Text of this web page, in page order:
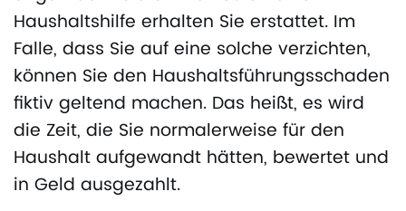
Haushaltshilfe erhalten Sie erstattet. Im
Falle, dass Sie auf eine solche verzichten,
können Sie den Haushaltsführungsschaden
fiktiv geltend machen. Das heißt, es wird
die Zeit, die Sie normalerweise für den
Haushalt aufgewandt hätten, bewertet und
in Geld ausgezahlt.